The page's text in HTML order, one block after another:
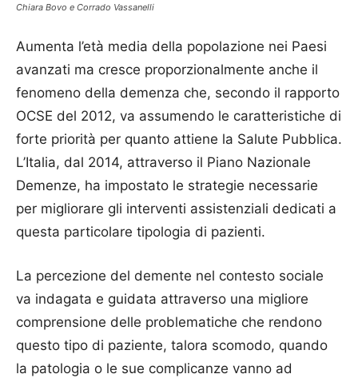
Chiara Bovo e Corrado Vassanelli
Aumenta l’età media della popolazione nei Paesi
avanzati ma cresce proporzionalmente anche il
fenomeno della demenza che, secondo il rapporto
OCSE del 2012, va assumendo le caratteristiche di
forte priorità per quanto attiene la Salute Pubblica.
L’Italia, dal 2014, attraverso il Piano Nazionale
Demenze, ha impostato le strategie necessarie
per migliorare gli interventi assistenziali dedicati a
questa particolare tipologia di pazienti.
La percezione del demente nel contesto sociale
va indagata e guidata attraverso una migliore
comprensione delle problematiche che rendono
questo tipo di paziente, talora scomodo, quando
la patologia o le sue complicanze vanno ad